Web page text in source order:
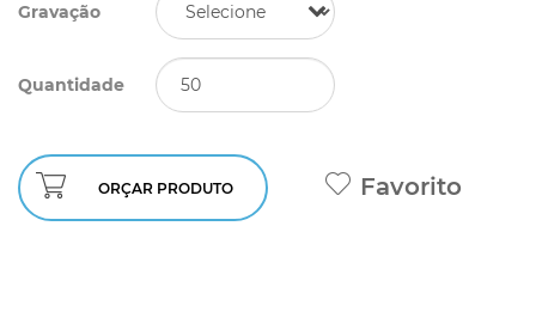
Gravação
Quantidade
ORÇAR PRODUTO Favorito